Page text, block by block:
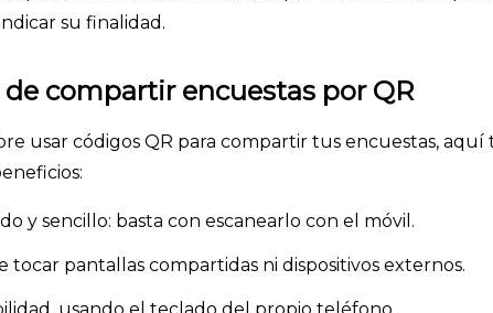
su finalidad.
compartir encuestas por QR
usar códigos QR para compartir tus encuestas, aquí
y sencillo: basta con escanearlo con el móvil.
tocar pantallas compartidas ni dispositivos externos.